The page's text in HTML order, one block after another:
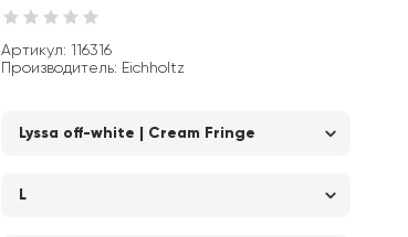
Артикул: 116316
Производитель: Eichholtz
Lyssa off-white | Cream Fringe
L